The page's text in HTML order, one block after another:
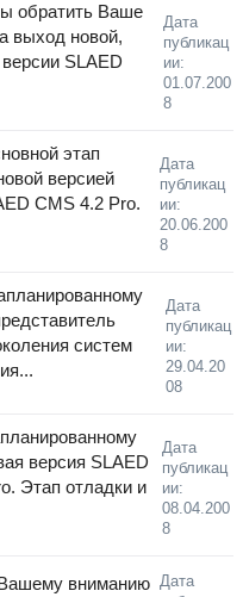
обратить Ваше
выход новой,
SLAED
Дата
публикац
ии:
01.07.200
8
этап
версией
CMS 4.2 Pro.
Дата
публикац
ии:
20.06.200
8
систем
Дата
публикац
ии:
29.04.20
08
версия SLAED
Этап отладки и
Дата
публикац
ии:
08.04.200
8
вниманию Дата